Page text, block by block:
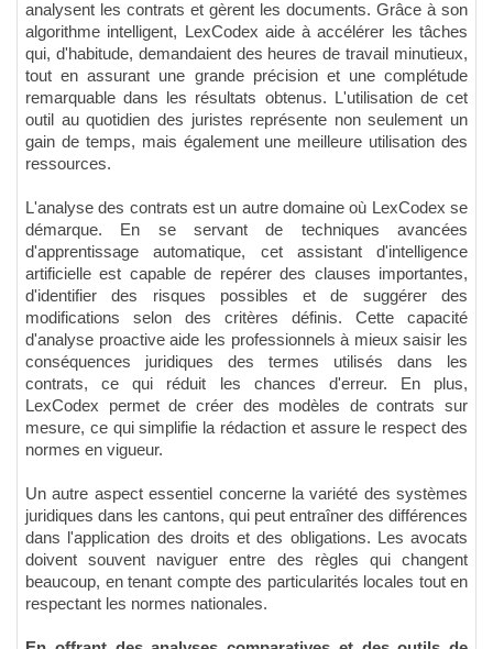
analysent les contrats et gèrent les documents. Grâce à son
algorithme intelligent, LexCodex aide à accélérer les tâches
qui, d'habitude, demandaient des heures de travail minutieux,
tout en assurant une grande précision et une complétude
remarquable dans les résultats obtenus. L'utilisation de cet
outil au quotidien des juristes représente non seulement un
gain de temps, mais également une meilleure utilisation des
ressources.
L'analyse des contrats est un autre domaine où LexCodex se
démarque. En se servant de techniques avancées
d'apprentissage automatique, cet assistant d'intelligence
artificielle est capable de repérer des clauses importantes,
d'identifier des risques possibles et de suggérer des
modifications selon des critères définis. Cette capacité
d'analyse proactive aide les professionnels à mieux saisir les
conséquences juridiques des termes utilisés dans les
contrats, ce qui réduit les chances d'erreur. En plus,
LexCodex permet de créer des modèles de contrats sur
mesure, ce qui simplifie la rédaction et assure le respect des
normes en vigueur.
Un autre aspect essentiel concerne la variété des systèmes
juridiques dans les cantons, qui peut entraîner des différences
dans l'application des droits et des obligations. Les avocats
doivent souvent naviguer entre des règles qui changent
beaucoup, en tenant compte des particularités locales tout en
respectant les normes nationales.